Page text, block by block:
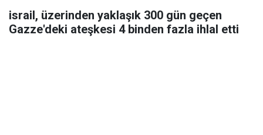
israil, üzerinden yaklaşık 300 gün geçen
Gazze'deki ateşkesi 4 binden fazla ihlal etti